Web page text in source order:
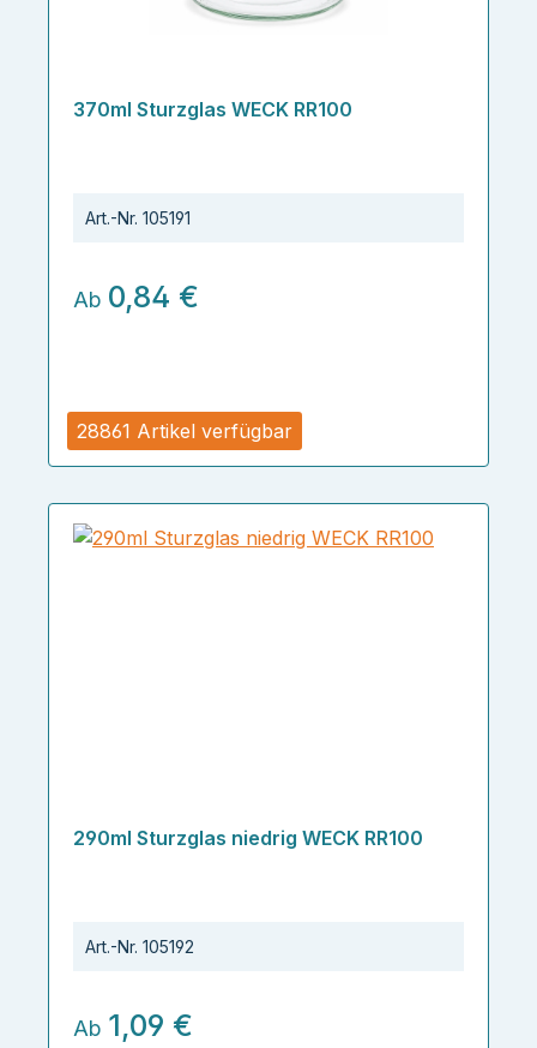
28861 Artikel verfügbar
370ml Sturzglas WECK RR100
Art.-Nr. 105191
Ab 0,84 €
290ml Sturzglas niedrig WECK RR100
Art.-Nr. 105192
Ab 1,09 €